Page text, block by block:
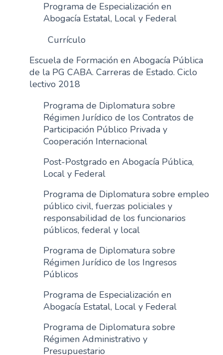
Programa de Especialización en
Abogacía Estatal, Local y Federal
Currículo
Escuela de Formación en Abogacía Pública
de la PG CABA. Carreras de Estado. Ciclo
lectivo 2018
Programa de Diplomatura sobre
Régimen Jurídico de los Contratos de
Participación Público Privada y
Cooperación Internacional
Post-Postgrado en Abogacía Pública,
Local y Federal
Programa de Diplomatura sobre empleo
público civil, fuerzas policiales y
responsabilidad de los funcionarios
públicos, federal y local
Programa de Diplomatura sobre
Régimen Jurídico de los Ingresos
Públicos
Programa de Especialización en
Abogacía Estatal, Local y Federal
Programa de Diplomatura sobre
Régimen Administrativo y
Presupuestario